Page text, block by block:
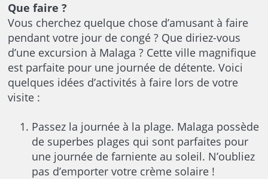
Que faire ?
Vous cherchez quelque chose d’amusant à faire
pendant votre jour de congé ? Que diriez-vous
d’une excursion à Malaga ? Cette ville magnifique
est parfaite pour une journée de détente. Voici
quelques idées d’activités à faire lors de votre
visite :
Passez la journée à la plage. Malaga possède
de superbes plages qui sont parfaites pour
une journée de farniente au soleil. N’oubliez
pas d’emporter votre crème solaire !